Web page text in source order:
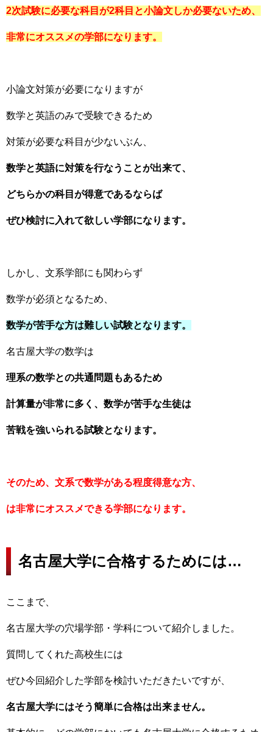
2次試験に必要な科目が2科目と小論文しか必要ないため、
非常にオススメの学部になります。
小論文対策が必要になりますが
数学と英語のみで受験できるため
対策が必要な科目が少ないぶん、
数学と英語に対策を行なうことが出来て、
どちらかの科目が得意であるならば
ぜひ検討に入れて欲しい学部になります。
しかし、文系学部にも関わらず
数学が必須となるため、
数学が苦手な方は難しい試験となります。
名古屋大学の数学は
理系の数学との共通問題もあるため
計算量が非常に多く、数学が苦手な生徒は
苦戦を強いられる試験となります。
そのため、文系で数学がある程度得意な方、
は非常にオススメできる学部になります。
名古屋大学に合格するためには…
ここまで、
名古屋大学の穴場学部・学科について紹介しました。
質問してくれた高校生には
ぜひ今回紹介した学部を検討いただきたいですが、
名古屋大学にはそう簡単に合格は出来ません。